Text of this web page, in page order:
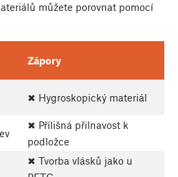
můžete porovnat pomocí
Zápory
✖ Hygroskopický materiál
✖ Přílišná přilnavost k
podložce
✖ Tvorba vlásků jako u